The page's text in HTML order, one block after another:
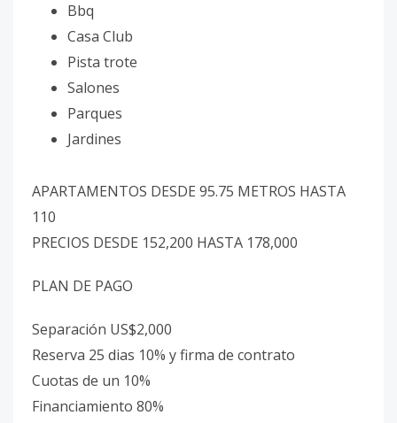
Bbq
Casa Club
Pista trote
Salones
Parques
Jardines
APARTAMENTOS DESDE 95.75 METROS HASTA
110
PRECIOS DESDE 152,200 HASTA 178,000
PLAN DE PAGO
Separación US$2,000
Reserva 25 dias 10% y firma de contrato
Cuotas de un 10%
Financiamiento 80%